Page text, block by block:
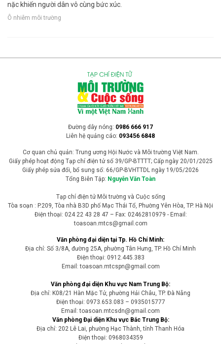
nặc khiến người dân vô cùng bức xúc.
Ô nhiễm môi trường
Đường dây nóng: 0986 666 917
Liên hệ quảng cáo: 093456 6848
Cơ quan chủ quản: Trung ương Hội Nước và Môi trường Việt Nam.
Giấy phép hoạt động Tạp chí điện tử số 39/GP-BTTTT; Cấp ngày 20/01/2025
Giấy phép sửa đổi, bổ sung số: 66/GP-BVHTTDL ngày 19/05/2026
Tổng Biên Tập: Nguyễn Văn Toàn
Tạp chí điện tử Môi trường và Cuộc sống
Tòa soạn : P.209, Tòa nhà B3D phố Mạc Thái Tổ, Phường Yên Hòa, TP. Hà Nội
Điện thoại: 024 22 43 28 47 – Fax: 02462810979 - Email:
toasoan.mtcs@gmail.com
Văn phòng đại diện tại Tp. Hồ Chí Minh:
Địa chỉ: Số 3/8A, đường 25A, phường Tân Hưng, TP. Hồ Chí Minh
Điện thoại: 0912.445.383
Email: toasoan.mtcspn@gmail.com
Văn phòng đại diện Khu vực Nam Trung Bộ:
Địa chỉ: K08/21 Hàn Mặc Tử, phường Hải Châu, TP. Đà Nẵng
Điện thoại: 0973.653.083 – 0935015777
Email: toasoan.mtcsdn@gmail.com
Văn phòng Đại diện Khu vực Bắc Trung Bộ:
Địa chỉ: 202 Lê Lai, phường Hạc Thành, tỉnh Thanh Hóa
Điện thoại: 0968034359